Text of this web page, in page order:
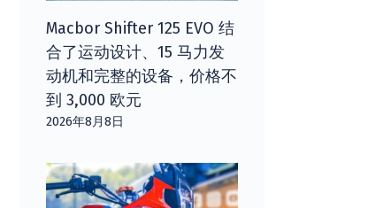
Macbor Shifter 125 EVO 结
合了运动设计、15 马力发
动机和完整的设备，价格不
到 3,000 欧元
2026年8月8日